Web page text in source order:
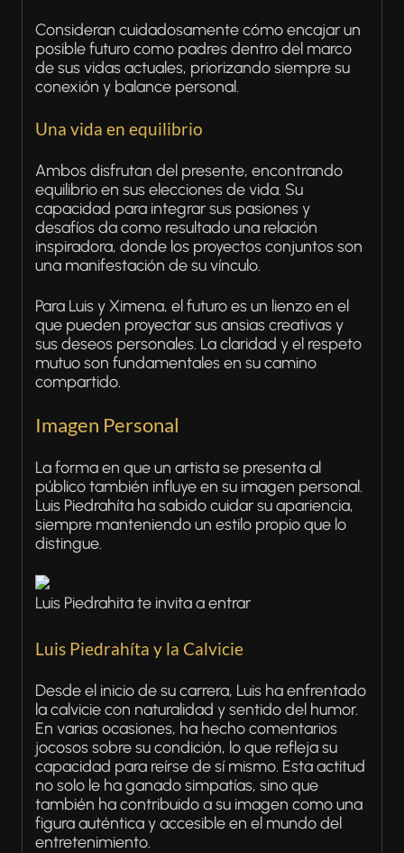
Consideran cuidadosamente cómo encajar un
posible futuro como padres dentro del marco
de sus vidas actuales, priorizando siempre su
conexión y balance personal.
Una vida en equilibrio
Ambos disfrutan del presente, encontrando
equilibrio en sus elecciones de vida. Su
capacidad para integrar sus pasiones y
desafíos da como resultado una relación
inspiradora, donde los proyectos conjuntos son
una manifestación de su vínculo.
Para Luis y Ximena, el futuro es un lienzo en el
que pueden proyectar sus ansias creativas y
sus deseos personales. La claridad y el respeto
mutuo son fundamentales en su camino
compartido.
Imagen Personal
La forma en que un artista se presenta al
público también influye en su imagen personal.
Luis Piedrahíta ha sabido cuidar su apariencia,
siempre manteniendo un estilo propio que lo
distingue.
Luis Piedrahita te invita a entrar
Luis Piedrahíta y la Calvicie
Desde el inicio de su carrera, Luis ha enfrentado
la calvicie con naturalidad y sentido del humor.
En varias ocasiones, ha hecho comentarios
jocosos sobre su condición, lo que refleja su
capacidad para reírse de sí mismo. Esta actitud
no solo le ha ganado simpatías, sino que
también ha contribuido a su imagen como una
figura auténtica y accesible en el mundo del
entretenimiento.